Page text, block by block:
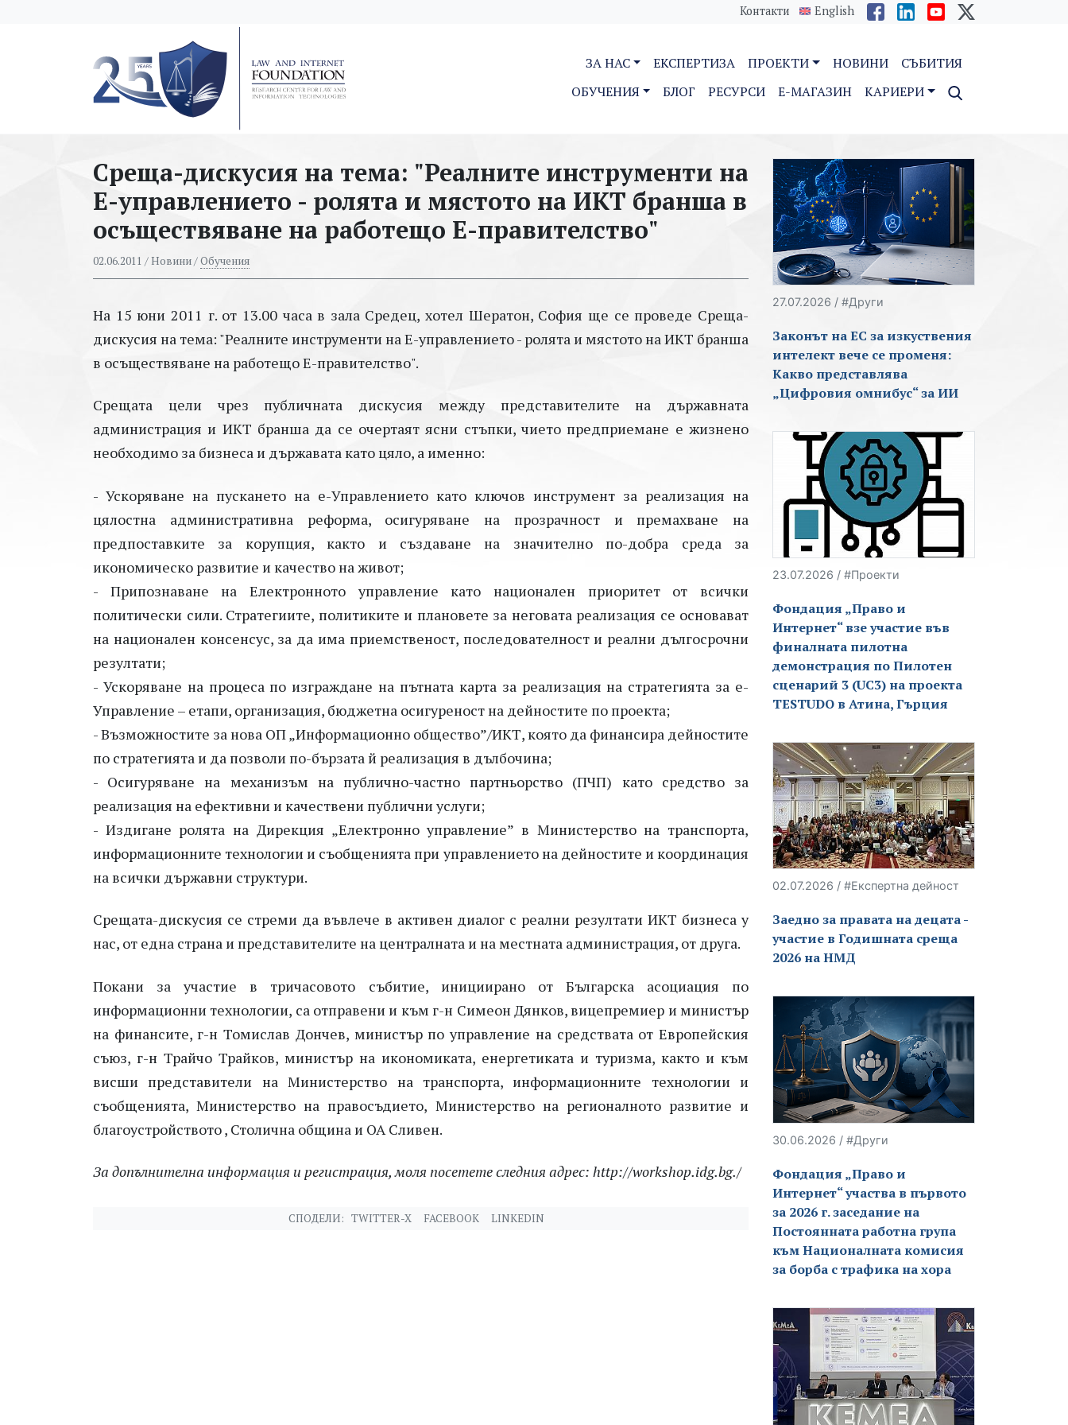
Контакти English
ЗА НАС ЕКСПЕРТИЗА ПРОЕКТИ НОВИНИ
СЪБИТИЯ
ОБУЧЕНИЯ
БЛОГ РЕСУРСИ E-МАГАЗИН КАРИЕРИ
Среща-дискусия на тема: "Реалните инструменти на
Е-управлението - ролята и мястото на ИКТ бранша в
осъществяване на работещо Е-правителство"
02.06.2011 / Новини /Обучения
На 15 юни 2011 г. от 13.00 часа в зала Средец, хотел Шератон, София ще се проведе Среща-
дискусия на тема: "Реалните инструменти на Е-управлението - ролята и мястото на ИКТ бранша
в осъществяване на работещо Е-правителство".
Срещата цели чрез публичната дискусия между представителите на държавната
администрация и ИКТ бранша да се очертаят ясни стъпки, чието предприемане е жизнено
необходимо за бизнеса и държавата като цяло, а именно:
- Ускоряване на пускането на е-Управлението като ключов инструмент за реализация на
цялостна административна реформа, осигуряване на прозрачност и премахване на
предпоставките за корупция, както и създаване на значително по-добра среда за
икономическо развитие и качество на живот;
- Припознаване на Електронното управление като национален приоритет от всички
политически сили. Стратегиите, политиките и плановете за неговата реализация се основават
на национален консенсус, за да има приемственост, последователност и реални дългосрочни
резултати;
- Ускоряване на процеса по изграждане на пътната карта за реализация на стратегията за е-
Управление – етапи, организация, бюджетна осигуреност на дейностите по проекта;
- Възможностите за нова ОП „Информационно общество”/ИКТ, която да финансира дейностите
по стратегията и да позволи по-бързата й реализация в дълбочина;
- Осигуряване на механизъм на публично-частно партньорство (ПЧП) като средство за
реализация на ефективни и качествени публични услуги;
- Издигане ролята на Дирекция „Електронно управление” в Министерство на транспорта,
информационните технологии и съобщенията при управлението на дейностите и координация
на всички държавни структури.
Срещата-дискусия се стреми да въвлече в активен диалог с реални резултати ИКТ бизнеса у
нас, от една страна и представителите на централната и на местната администрация, от друга.
Покани за участие в тричасовото събитие, инициирано от Българска асоциация по
информационни технологии, са отправени и към г-н Симеон Дянков, вицепремиер и министър
на финансите, г-н Томислав Дончев, министър по управление на средствата от Европейския
съюз, г-н Трайчо Трайков, министър на икономиката, енергетиката и туризма, както и към
висши представители на Министерство на транспорта, информационните технологии и
съобщенията, Министерство на правосъдието, Министерство на регионалното развитие и
благоустройството , Столична община и ОА Сливен.
За допълнителна информация и регистрация, моля посетете следния адрес: http://workshop.idg.bg./
СПОДЕЛИ: TWITTER-X FACEBOOK LINKEDIN
27.07.2026 / #Други
Законът на ЕС за изкуствения
интелект вече се променя:
Какво представлява
„Цифровия омнибус“ за ИИ
23.07.2026 / #Проекти
Фондация „Право и
Интернет“ взе участие във
финалната пилотна
демонстрация по Пилотен
сценарий 3 (UC3) на проекта
TESTUDO в Атина, Гърция
02.07.2026 / #Експертна дейност
Заедно за правата на децата -
участие в Годишната среща
2026 на НМД
30.06.2026 / #Други
Фондация „Право и
Интернет“ участва в първото
за 2026 г. заседание на
Постоянната работна група
към Националната комисия
за борба с трафика на хора